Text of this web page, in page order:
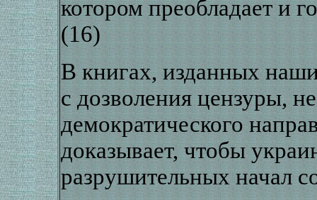
котором преобладает и
(16)
В книгах, изданных
с дозволения цензуры,
демократического
доказывает, чтобы
разрушительных начал